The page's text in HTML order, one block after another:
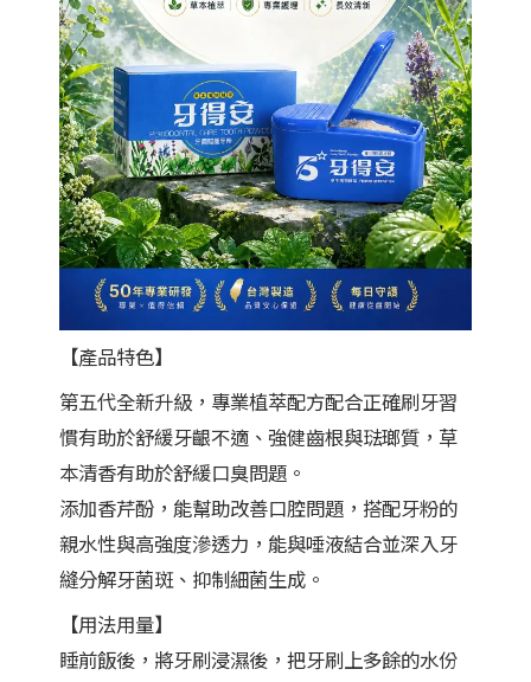
【產品特色】
第五代全新升級，專業植萃配方配合正確刷牙習
慣有助於舒緩牙齦不適、強健齒根與琺瑯質，草
本清香有助於舒緩口臭問題。
添加香芹酚，能幫助改善口腔問題，搭配牙粉的
親水性與高強度滲透力，能與唾液結合並深入牙
縫分解牙菌斑、抑制細菌生成。
【用法用量】
睡前飯後，將牙刷浸濕後，把牙刷上多餘的水份